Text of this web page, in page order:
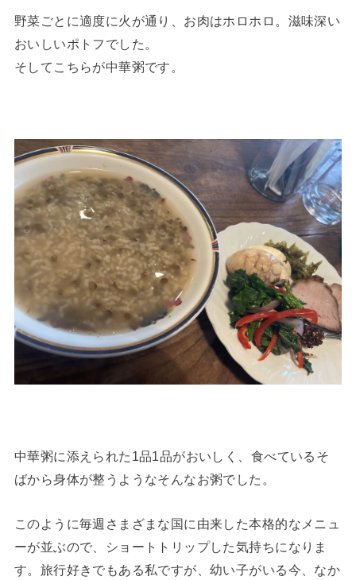
野菜ごとに適度に火が通り、お肉はホロホロ。滋味深い
おいしいポトフでした。
そしてこちらが中華粥です。
中華粥に添えられた1品1品がおいしく、食べているそ
ばから身体が整うようなそんなお粥でした。
このように毎週さまざまな国に由来した本格的なメニュ
ーが並ぶので、ショートトリップした気持ちになりま
す。旅行好きでもある私ですが、幼い子がいる今、なか